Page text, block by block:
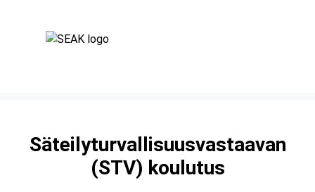
Säteilyturvallisuusvastaavan
(STV) koulutus